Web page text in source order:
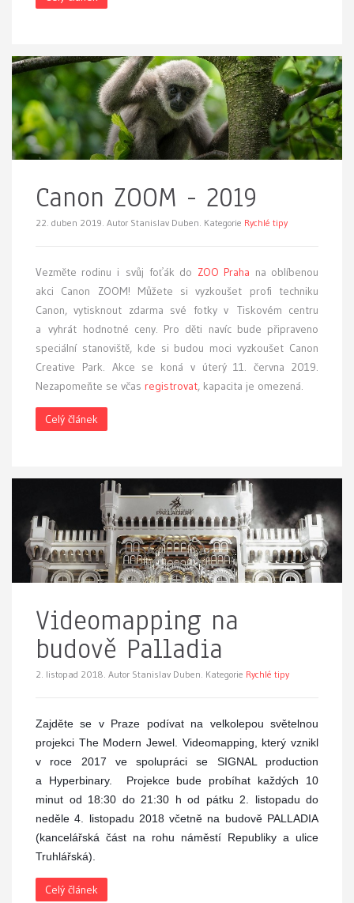
Canon ZOOM - 2019
22. duben 2019. Autor Stanislav Duben. Kategorie Rychlé tipy
Vezměte rodinu i svůj foťák do ZOO Praha na oblíbenou
akci Canon ZOOM! Můžete si vyzkoušet profi techniku
Canon, vytisknout zdarma své fotky v Tiskovém centru
a vyhrát hodnotné ceny. Pro děti navíc bude připraveno
speciální stanoviště, kde si budou moci vyzkoušet Canon
Creative Park. Akce se koná v úterý 11. června 2019.
Nezapomeňte se včas registrovat, kapacita je omezená.
Celý článek
Videomapping na
budově Palladia
2. listopad 2018. Autor Stanislav Duben. Kategorie Rychlé tipy
Zajděte se v Praze podívat na velkolepou světelnou
projekci The Modern Jewel. Videomapping, který vznikl
v roce 2017 ve spolupráci se SIGNAL production
a Hyperbinary. Projekce bude probíhat každých 10
minut od 18:30 do 21:30 h od pátku 2. listopadu do
neděle 4. listopadu 2018 včetně na budově PALLADIA
(kancelářská část na rohu náměstí Republiky a ulice
Truhlářská).
Celý článek